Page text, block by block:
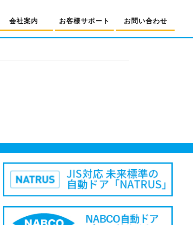
会社案内 お客様サポート お問い合わせ